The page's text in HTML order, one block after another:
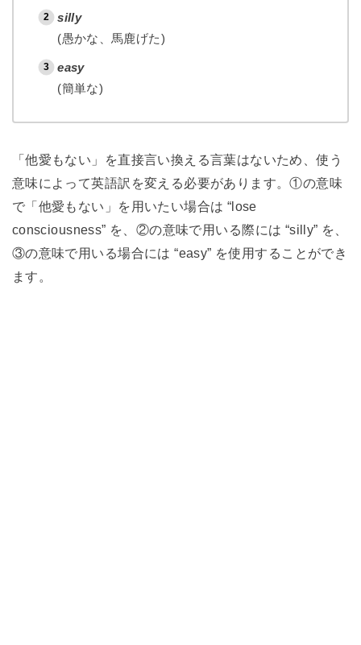
silly
(愚かな、馬鹿げた)
easy
(簡単な)
「他愛もない」を直接言い換える言葉はないため、使う
意味によって英語訳を変える必要があります。①の意味
で「他愛もない」を用いたい場合は “lose
consciousness” を、②の意味で用いる際には “silly” を、
③の意味で用いる場合には “easy” を使用することができ
ます。